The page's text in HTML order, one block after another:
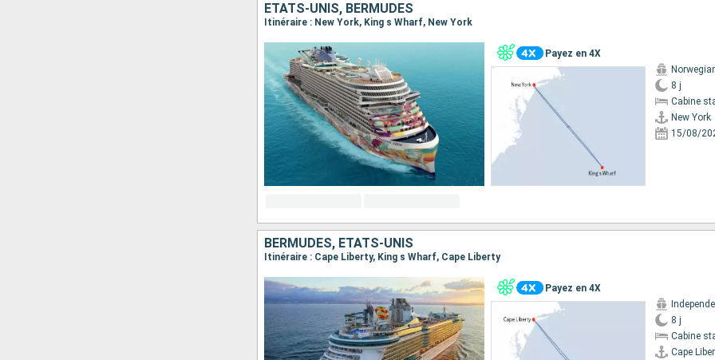
ÉTATS-UNIS, BERMUDES
Itinéraire : New York, King s Wharf, New York
Payez en 4X
8 j
Cabine
New York
15/08/
BERMUDES, ÉTATS-UNIS
Itinéraire : Cape Liberty, King s Wharf, Cape Liberty
Payez en 4X
8 j
Cabine
Cape